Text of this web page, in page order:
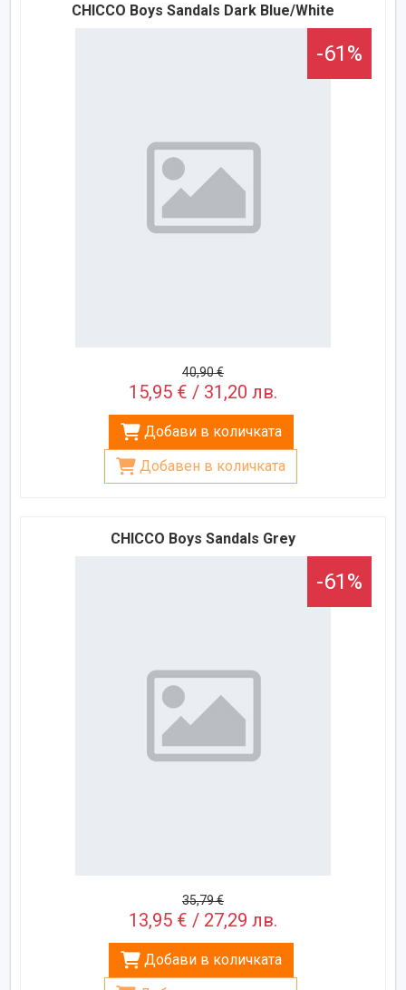
CHICCO Boys Sandals Dark Blue/White
-61%
40,90 €
15,95 € / 31,20 лв.
Добави в количката
Добавен в количката
CHICCO Boys Sandals Grey
-61%
35,79 €
13,95 € / 27,29 лв.
Добави в количката